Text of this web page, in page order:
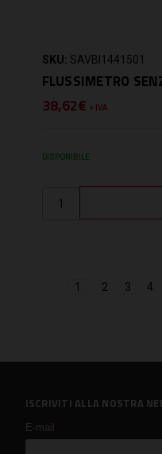
SKU: SAVBI1441501
FLUSSIMETRO
38,62€ + IVA
DISPONIBILE
1 2 3 4
ISCRIVITI ALLA NOSTRA